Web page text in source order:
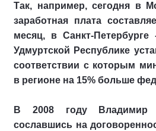
Так, например, сегодня в
заработная плата
месяц, в Санкт-
Удмуртской Республике
соответствии с которым
в регионе на 15% больше
В 2008 году Владимир
сославшись на